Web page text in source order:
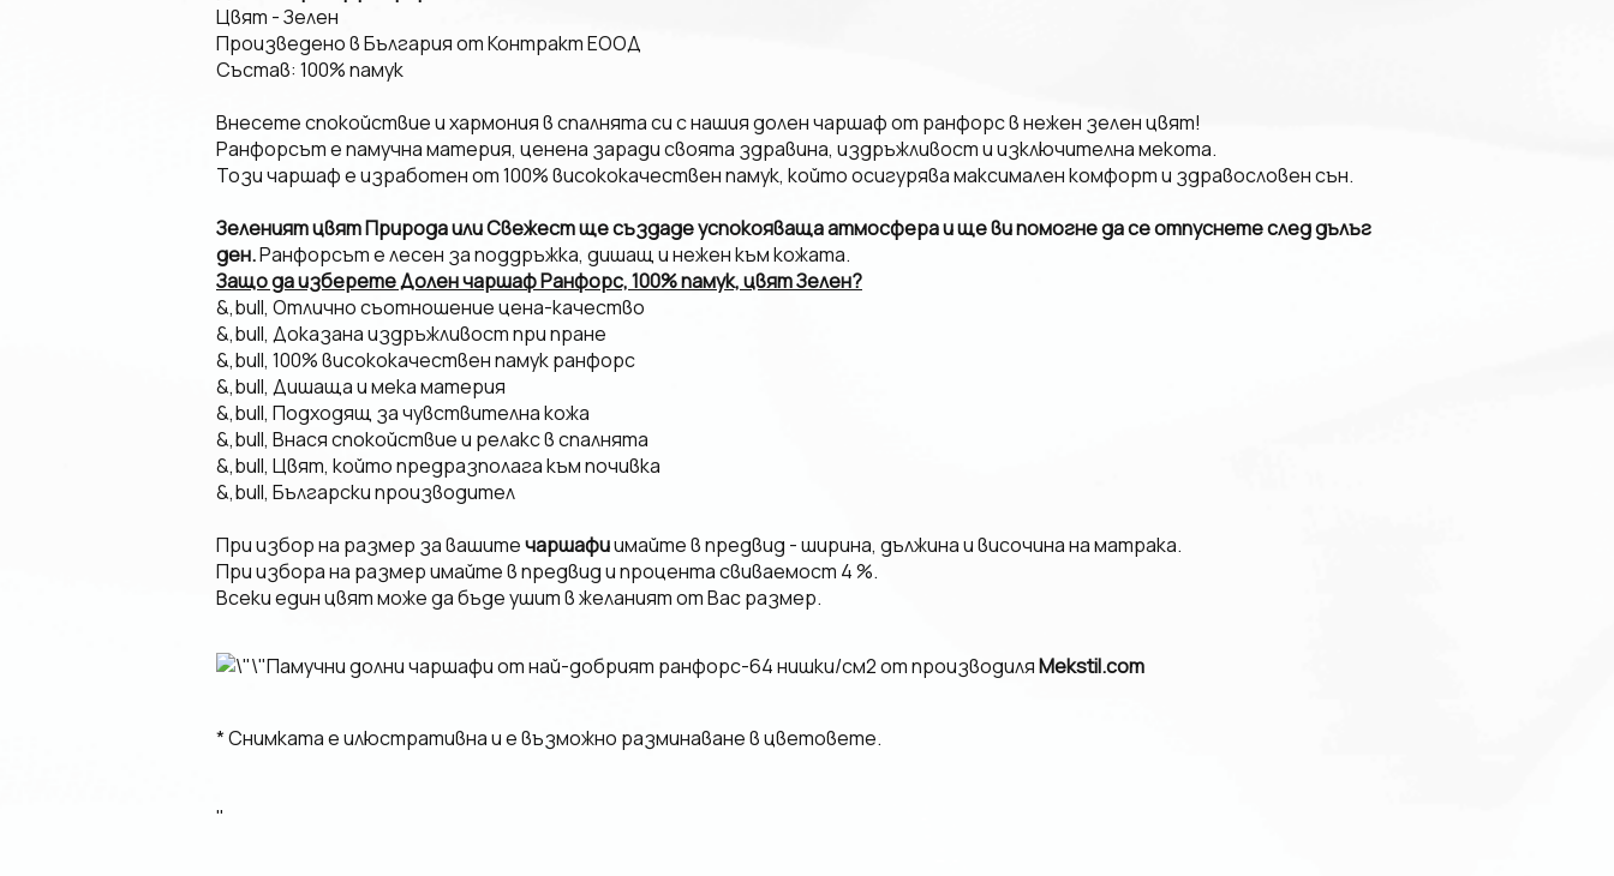
Цвят - Зелен
Произведено в България от Контракт ЕООД
Състав: 100% памук
Внесете спокойствие и хармония в спалнята си с нашия долен чаршаф от ранфорс в нежен зелен цвят!
Ранфорсът е памучна материя, ценена заради своята здравина, издръжливост и изключителна мекота.
Този чаршаф е изработен от 100% висококачествен памук, който осигурява максимален комфорт и здравословен сън.
Зеленият цвят Природа или Свежест ще създаде успокояваща атмосфера и ще ви помогне да се отпуснете след дълъг
ден.Ранфорсът е лесен за поддръжка, дишащ и нежен към кожата.
Защо да изберете Долен чаршаф Ранфорс, 100% памук, цвят Зелен?
&,bull, Отлично съотношение цена-качество
&,bull, Доказана издръжливост при пране
&,bull, 100% висококачествен памук ранфорс
&,bull, Дишаща и мека материя
&,bull, Подходящ за чувствителна кожа
&,bull, Внася спокойствие и релакс в спалнята
&,bull, Цвят, който предразполага към почивка
&,bull, Български производител
При избор на размер за вашитечаршафиимайте в предвид - ширина, дължина и височина на матрака.
При избора на размер имайте в предвид и процента свиваемост 4 %.
Всеки един цвят може да бъде ушит в желаният от Вас размер.
Памучни долни чаршафи от най-добрият ранфорс-64 нишки/см2 от производиляMekstil.com
* Снимката е илюстративна и е възможно разминаване в цветовете.
"